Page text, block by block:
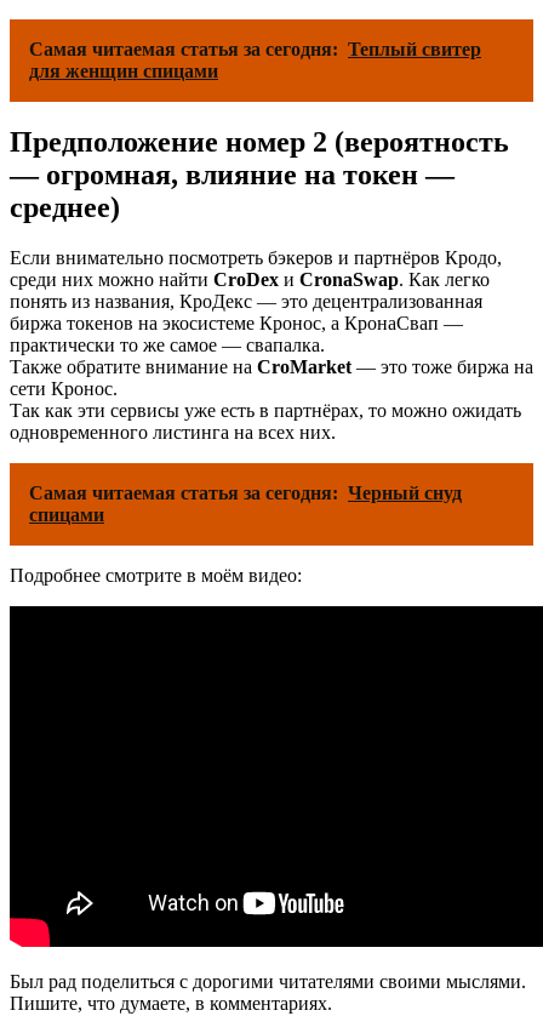
Самая читаемая статья за сегодня: Теплый свитер
для женщин спицами
Предположение номер 2 (вероятность
— огромная, влияние на токен —
среднее)
Если внимательно посмотреть бэкеров и партнёров Кродо,
среди них можно найти CroDex и CronaSwap. Как легко
понять из названия, КроДекс — это децентрализованная
биржа токенов на экосистеме Кронос, а КронаСвап —
практически то же самое — свапалка.
Также обратите внимание на CroMarket— это тоже биржа на
сети Кронос.
Так как эти сервисы уже есть в партнёрах, то можно ожидать
одновременного листинга на всех них.
Самая читаемая статья за сегодня: Черный снуд
спицами
Подробнее смотрите в моём видео:
Был рад поделиться с дорогими читателями своими мыслями.
Пишите, что думаете, в комментариях.